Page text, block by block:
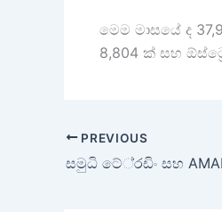
මෙම මාසයේ ද
8,804 ක් සහ
PREVIOUS